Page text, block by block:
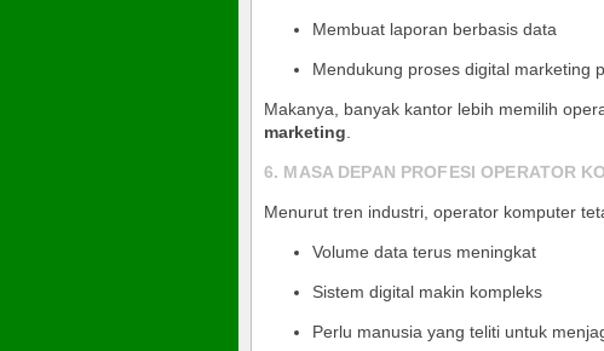
Membuat laporan berbasis data
Mendukung proses digital marketing
Makanya, banyak kantor lebih memilih
marketing
6. MASA DEPAN PROFESI OPERATOR
Menurut tren industri, operator komputer
Volume data terus meningkat
Sistem digital makin kompleks
Perlu manusia yang teliti untuk